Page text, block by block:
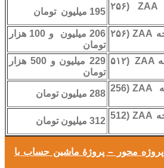
آیفون ۱۶ پرو نسخه ZAA (۲۵۶
195 میلیون تومان
آیفون ۱۶ پرو مکس نسخه ZAA (۲۵۶
206 میلیون و 100 هزار
تومان
آیفون ۱۶ پرو مکس نسخه ZAA (۵۱۲
229 میلیون و 500 هزار
تومان
آیفون 17 پرومکس نسخه ZAA (256
288 میلیون تومان
آیفون 17 پرو مکس نسخه ZAA (512
312 میلیون تومان
آموزش php پروژه محور – پروژۀ ماشین‌ حساب با